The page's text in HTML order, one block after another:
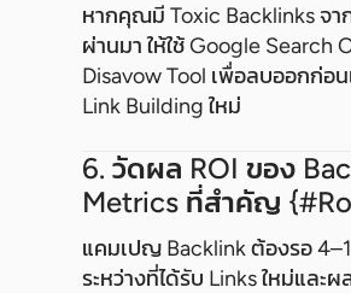
หากคุณมี Toxic Backlinks จ
ผ่านมา ให้ใช้ Google Search
Disavow Tool เพื่อลบออกก่อ
Link Building ใหม่
6. วัดผล ROI ของ
Metrics ที่สำคัญ
แคมเปญ Backlink ต้องรอ
ระหว่างที่ได้รับ Links ใหม่และ